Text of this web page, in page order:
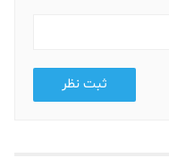
ثبت نظر